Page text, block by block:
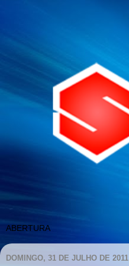
DOMINGO, 31 DE JULHO DE 2011